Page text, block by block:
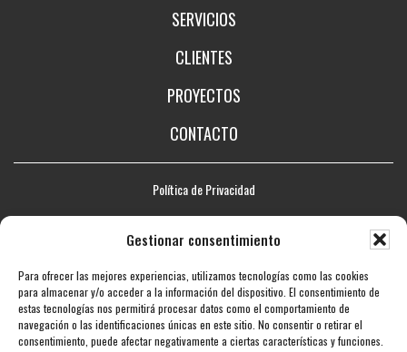
Gestionar consentimiento
Para ofrecer las mejores experiencias, utilizamos tecnologías como las cookies
para almacenar y/o acceder a la información del dispositivo. El consentimiento de
estas tecnologías nos permitirá procesar datos como el comportamiento de
navegación o las identificaciones únicas en este sitio. No consentir o retirar el
consentimiento, puede afectar negativamente a ciertas características y funciones.
SERVICIOS
CLIENTES
PROYECTOS
CONTACTO
Política de Privacidad
Aviso legal
Mapa web
Accesibilidad